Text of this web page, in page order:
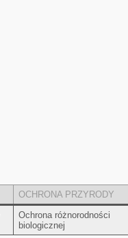
OCHRONA PRZYRODY
Ochrona ⁣różnorodności
biologicznej